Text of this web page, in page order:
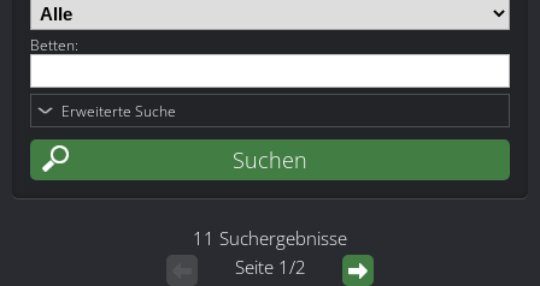
Betten:
Erweiterte Suche
11 Suchergebnisse
Seite 1/2